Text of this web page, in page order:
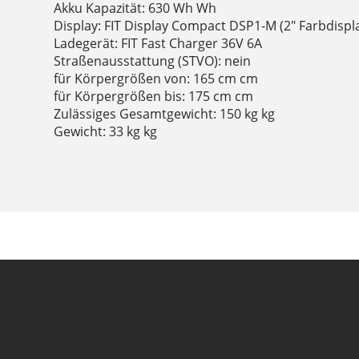
Akku Kapazität: 630 Wh Wh
Display: FIT Display Compact DSP1-M (2"
Ladegerät: FIT Fast Charger 36V 6A
Straßenausstattung (STVO): nein
für Körpergrößen von: 165 cm cm
für Körpergrößen bis: 175 cm cm
Zulässiges Gesamtgewicht: 150 kg kg
Gewicht: 33 kg kg